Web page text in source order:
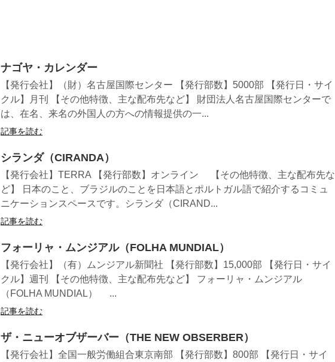
ナゴヤ・カレンダー
【発行会社】（財）名古屋国際センター 【発行部数】5000部 【発行日・サイ
クル】月刊 【その他特徴、主な配布先など】 財団法人名古屋国際センターで
は、在名、来名の外国人の方への情報提供の一...
記事を読む
シランダ（CIRANDA）
【発行会社】TERRA 【発行部数】オンライン 【その他特徴、主な配布先な
ど】 日本のこと、ブラジルのことを日本語とポルトガル語で紹介するコミュ
ニケーションスペースです。シランダ（CIRAND...
記事を読む
フォーリャ・ムンジアル（FOLHA MUNDIAL）
【発行会社】（有）ムンジアル新聞社 【発行部数】15,000部 【発行日・サイ
クル】週刊 【その他特徴、主な配布先など】 フォーリャ・ムンジアル
（FOLHA MUNDIAL） ...
記事を読む
ザ・ニューオブザーバー（THE NEW OBSERBER）
【発行会社】全国一般労働組合東京南部 【発行部数】800部 【発行日・サイ